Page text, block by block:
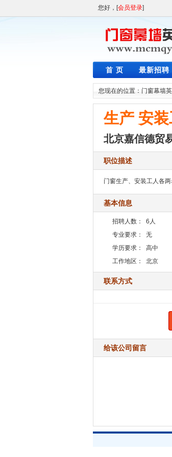
您好，[会员登录]
首 页 最新招聘
您现在的位置： 门窗幕墙
生产 安装
北京嘉信德贸
职位描述
门窗生产、安装工人各
基本信息
招聘人数： 6人
专业要求：
无
学历要求：
高中
工作地区：
北京
联系方式
给该公司留言